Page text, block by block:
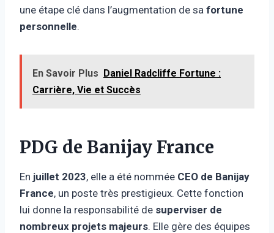
une étape clé dans l’augmentation de sa fortune
personnelle.
En Savoir Plus Daniel Radcliffe Fortune :
Carrière, Vie et Succès
PDG de Banijay France
En juillet 2023, elle a été nommée CEO de Banijay
France, un poste très prestigieux. Cette fonction
lui donne la responsabilité de superviser de
nombreux projets majeurs. Elle gère des équipes